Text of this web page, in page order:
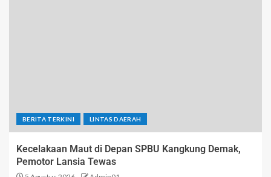
BERITA TERKINI LINTAS DAERAH
Kecelakaan Maut di Depan SPBU Kangkung Demak,
Pemotor Lansia Tewas